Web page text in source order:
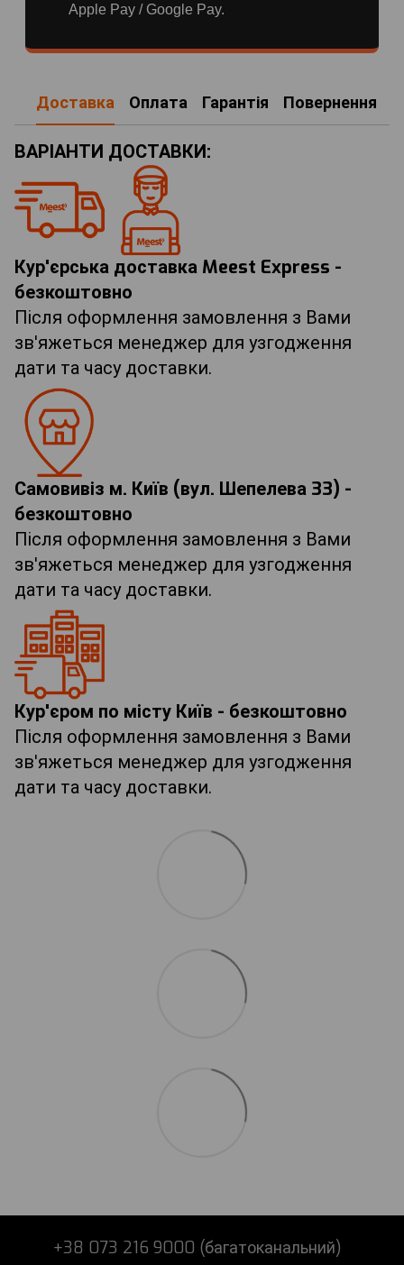
Apple Pay / Google Pay.
Доставка Оплата Гарантія Повернення
ВАРІАНТИ ДОСТАВКИ:
Кур'єрська доставка Meest Express -
безкоштовно
Після оформлення замовлення з Вами
зв'яжеться менеджер для узгодження
дати та часу доставки.
Самовивіз м. Київ (вул. Шепелева 33) -
безкоштовно
Після оформлення замовлення з Вами
зв'яжеться менеджер для узгодження
дати та часу доставки.
Кур'єром по місту Київ - безкоштовно
Після оформлення замовлення з Вами
зв'яжеться менеджер для узгодження
дати та часу доставки.
+38 073 216 9000 (багатоканальний)